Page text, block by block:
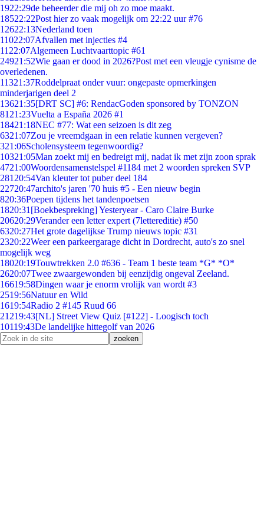
1922:29de beheerder die mij oh zo moe maakt.
18522:22Post hier zo vaak mogelijk om 22:22 uur #76
12622:13Nederland toen
11022:07Afvallen met injecties #4
11 22:07Algemeen Luchtvaarttopic #61
24921:52Wie gaan er dood in 2026?Post met een vleugje cynisme de
overledenen.
11321:37Roddelpraat onder vuur: ongepaste opmerkingen
minderjarigen deel 2
13621:35[DRT SC] #6: RendacGoden sponsored by TONZON
81 21:23Vuelta a España 2026 #1
18421:18NEC #77: Wat een seizoen is dit zeg
6321:07Zou je vreemdgaan in een relatie kunnen vergeven?
321:06Scholensysteem tegenwoordig?
10321:05Man zoekt mij en bedreigt mij, nadat ik met zijn zoon sprak
4721:00Woordensamenstelspel #1184 met 2 woorden spreken SVP
281 20:54Van kleuter tot puber deel 184
22720:47archito's jaren '70 huis #5 - Een nieuw begin
820:36Poepen tijdens het tandenpoetsen
1820:31 [Boekbespreking] Yesteryear - Caro Claire Burke
20620:29Verander een letter expert (7lettereditie) #50
6320:27Het grote dagelijkse Trump nieuws topic #31
2320:22Weer een parkeergarage dicht in Dordrecht, auto's zo snel
mogelijk weg
18020:19Touwtrekken 2.0 #636 - Team 1 beste team *G* *O*
2620:07Twee zwaargewonden bij eenzijdig ongeval Zeeland.
16619:58Dingen waar je enorm vrolijk van wordt #3
2519:56Natuur en Wild
1619:54Radio 2 #145 Ruud 66
21219:43[NL] Street View Quiz [#122] - Loogisch toch
10119:43De landelijke hittegolf van 2026